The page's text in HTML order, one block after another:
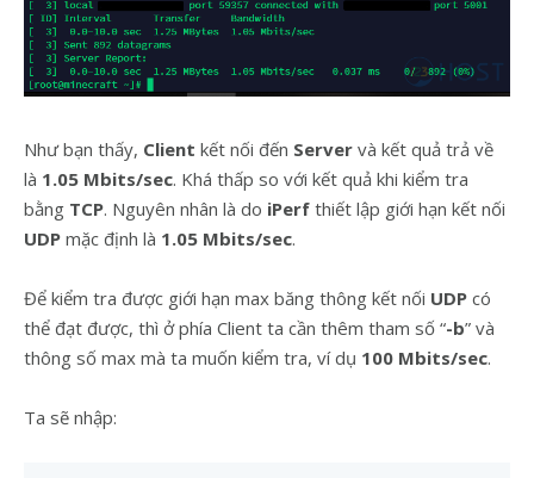
Như bạn thấy, Client kết nối đến Server và kết quả trả về
là 1.05 Mbits/sec. Khá thấp so với kết quả khi kiểm tra
bằng TCP. Nguyên nhân là do iPerf thiết lập giới hạn kết nối
UDP mặc định là 1.05 Mbits/sec.
Để kiểm tra được giới hạn max băng thông kết nối UDP có
thể đạt được, thì ở phía Client ta cần thêm tham số “-b” và
thông số max mà ta muốn kiểm tra, ví dụ 100 Mbits/sec.
Ta sẽ nhập: